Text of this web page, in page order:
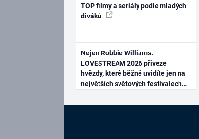
TOP filmy a seriály podle mladých
diváků
Nejen Robbie Williams.
LOVESTREAM 2026 přiveze
hvězdy, které běžně uvidíte jen na
největších světových festivalech